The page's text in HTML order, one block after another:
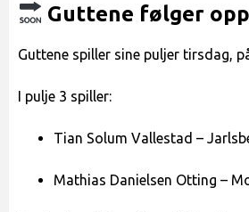
Guttene følger opp
Guttene spiller sine puljer tirsdag,
I pulje 3 spiller:
Tian Solum Vallestad –
Mathias Danielsen Otting –